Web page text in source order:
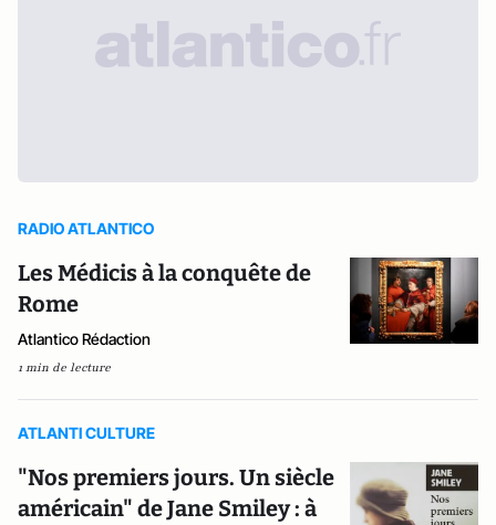
RADIO ATLANTICO
Les Médicis à la conquête de
Rome
Atlantico Rédaction
1 min de lecture
ATLANTI CULTURE
"Nos premiers jours. Un siècle
américain" de Jane Smiley : à